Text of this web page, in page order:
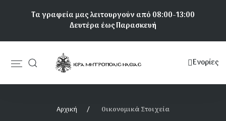
Τα γραφεία μας λειτουργούν από 08:00-13:00
Δευτέρα έως Παρασκευή
Κεντρική
πλοήγηση
Ενορίες
Αρχική Οικονομικά Στοιχεία